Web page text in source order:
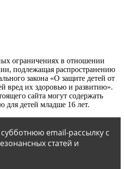
ограничениях в отношении
подлежащая распространению
закона «О защите детей от
их здоровью и развитию».
сайта могут содержать
детей младше 16 лет.
email-рассылку с
статей и